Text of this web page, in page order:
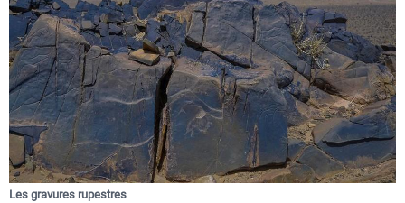
Les gravures rupestres